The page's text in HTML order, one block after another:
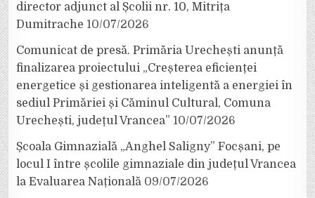
director adjunct al Școlii nr. 10, Mitrița
Dumitrache 10/07/2026
Comunicat de presă. Primăria Urechești anunță
finalizarea proiectului „Creșterea eficienței
energetice și gestionarea inteligentă a energiei în
sediul Primăriei și Căminul Cultural, Comuna
Urechești, județul Vrancea” 10/07/2026
Școala Gimnazială „Anghel Saligny” Focșani, pe
locul I între școlile gimnaziale din județul Vrancea
la Evaluarea Națională 09/07/2026